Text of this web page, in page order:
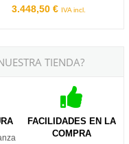
3.448,50 € IVA incl.
TIENDA?
FACILIDADES EN LA
COMPRA